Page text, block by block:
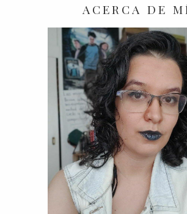
ACERCA DE